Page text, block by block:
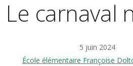
Le carnaval
5 juin 2024
École élémentaire Françoise